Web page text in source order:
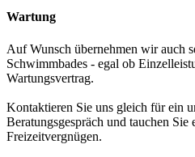
Wartung
Auf Wunsch übernehmen wir auch
Schwimmbades - egal ob
Wartungsvertrag.
Kontaktieren Sie uns gleich für ein
Beratungsgespräch und tauchen Sie
Freizeitvergnügen.